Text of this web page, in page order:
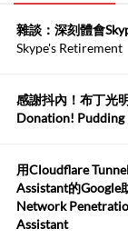
布丁布丁吃布丁
今天又有遇到可能
布丁布丁吃布丁:
kage好像也可以下
Anonymous:
https://github.com/
雜談：深刻體會
Skype's Retirement
感謝抖內！布丁光
Donation! Pudding
用Cloudflare
Assistant的Google
Network
Assistant